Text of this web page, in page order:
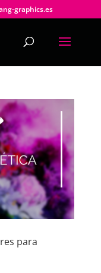
graphics.es
para